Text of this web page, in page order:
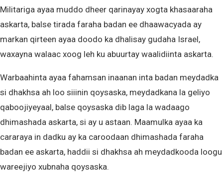
Militariga ayaa muddo dheer qarinayay xogta khasaaraha
askarta, balse tirada faraha badan ee dhaawacyada ay
markan qirteen ayaa doodo ka dhalisay gudaha Israel,
waxayna walaac xoog leh ku abuurtay waalidiinta askarta.
Warbaahinta ayaa fahamsan inaanan inta badan meydadka
si dhakhsa ah loo siiinin qoysaska, meydadkana la geliyo
qaboojiyeyaal, balse qoysaska dib laga la wadaago
dhimashada askarta, si ay u astaan. Maamulka ayaa ka
cararaya in dadku ay ka caroodaan dhimashada faraha
badan ee askarta, haddii si dhakhsa ah meydadkooda loogu
wareejiyo xubnaha qoysaska.